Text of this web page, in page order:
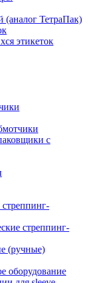
(аналог ТетраПак)
этикеток
с
стреппинг-
(ручные)
оборудование